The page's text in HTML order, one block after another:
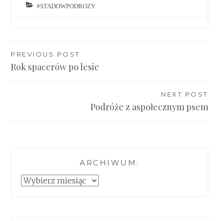
#STADOWPODROZY
Nawigacja
wpisu
PREVIOUS POST
Rok spacerów po lesie
NEXT POST
Podróże z aspołecznym psem
ARCHIWUM:
Archiwum: